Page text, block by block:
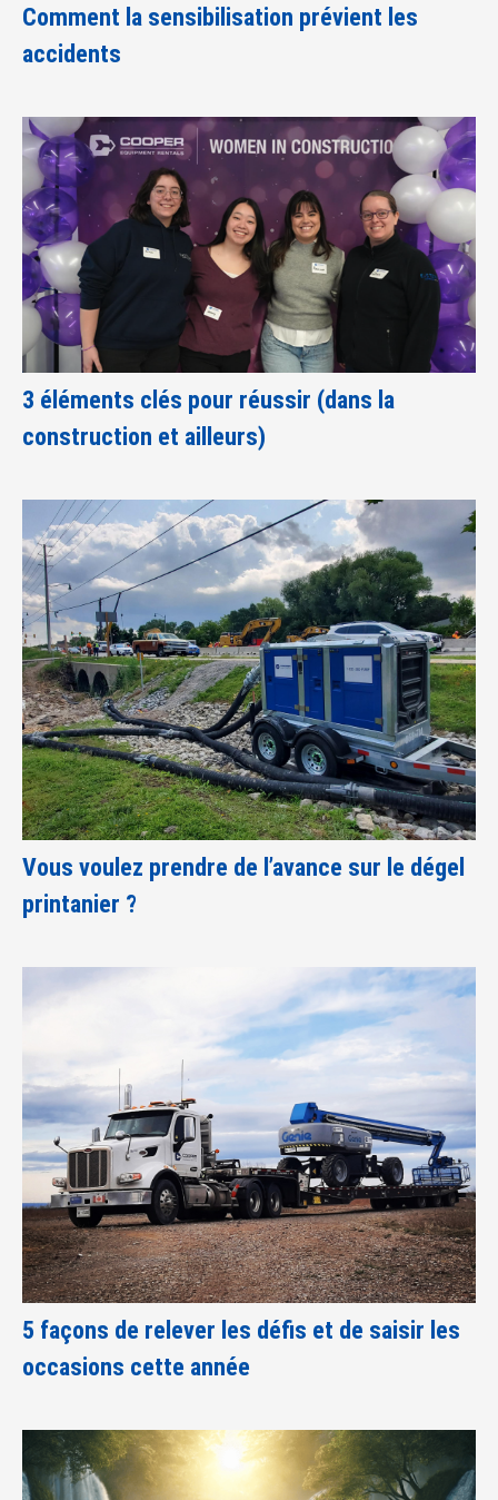
Comment la sensibilisation prévient les
accidents
3 éléments clés pour réussir (dans la
construction et ailleurs)
Vous voulez prendre de l’avance sur le dégel
printanier ?
5 façons de relever les défis et de saisir les
occasions cette année